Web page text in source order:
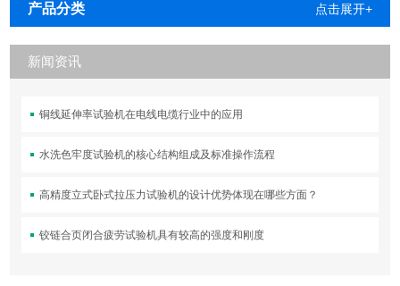
产品分类 点击展开+
新闻资讯
铜线延伸率试验机在电线电缆行业中的应用
水洗色牢度试验机的核心结构组成及标准操作流程
高精度立式卧式拉压力试验机的设计优势体现在哪些方面？
铰链合页闭合疲劳试验机具有较高的强度和刚度